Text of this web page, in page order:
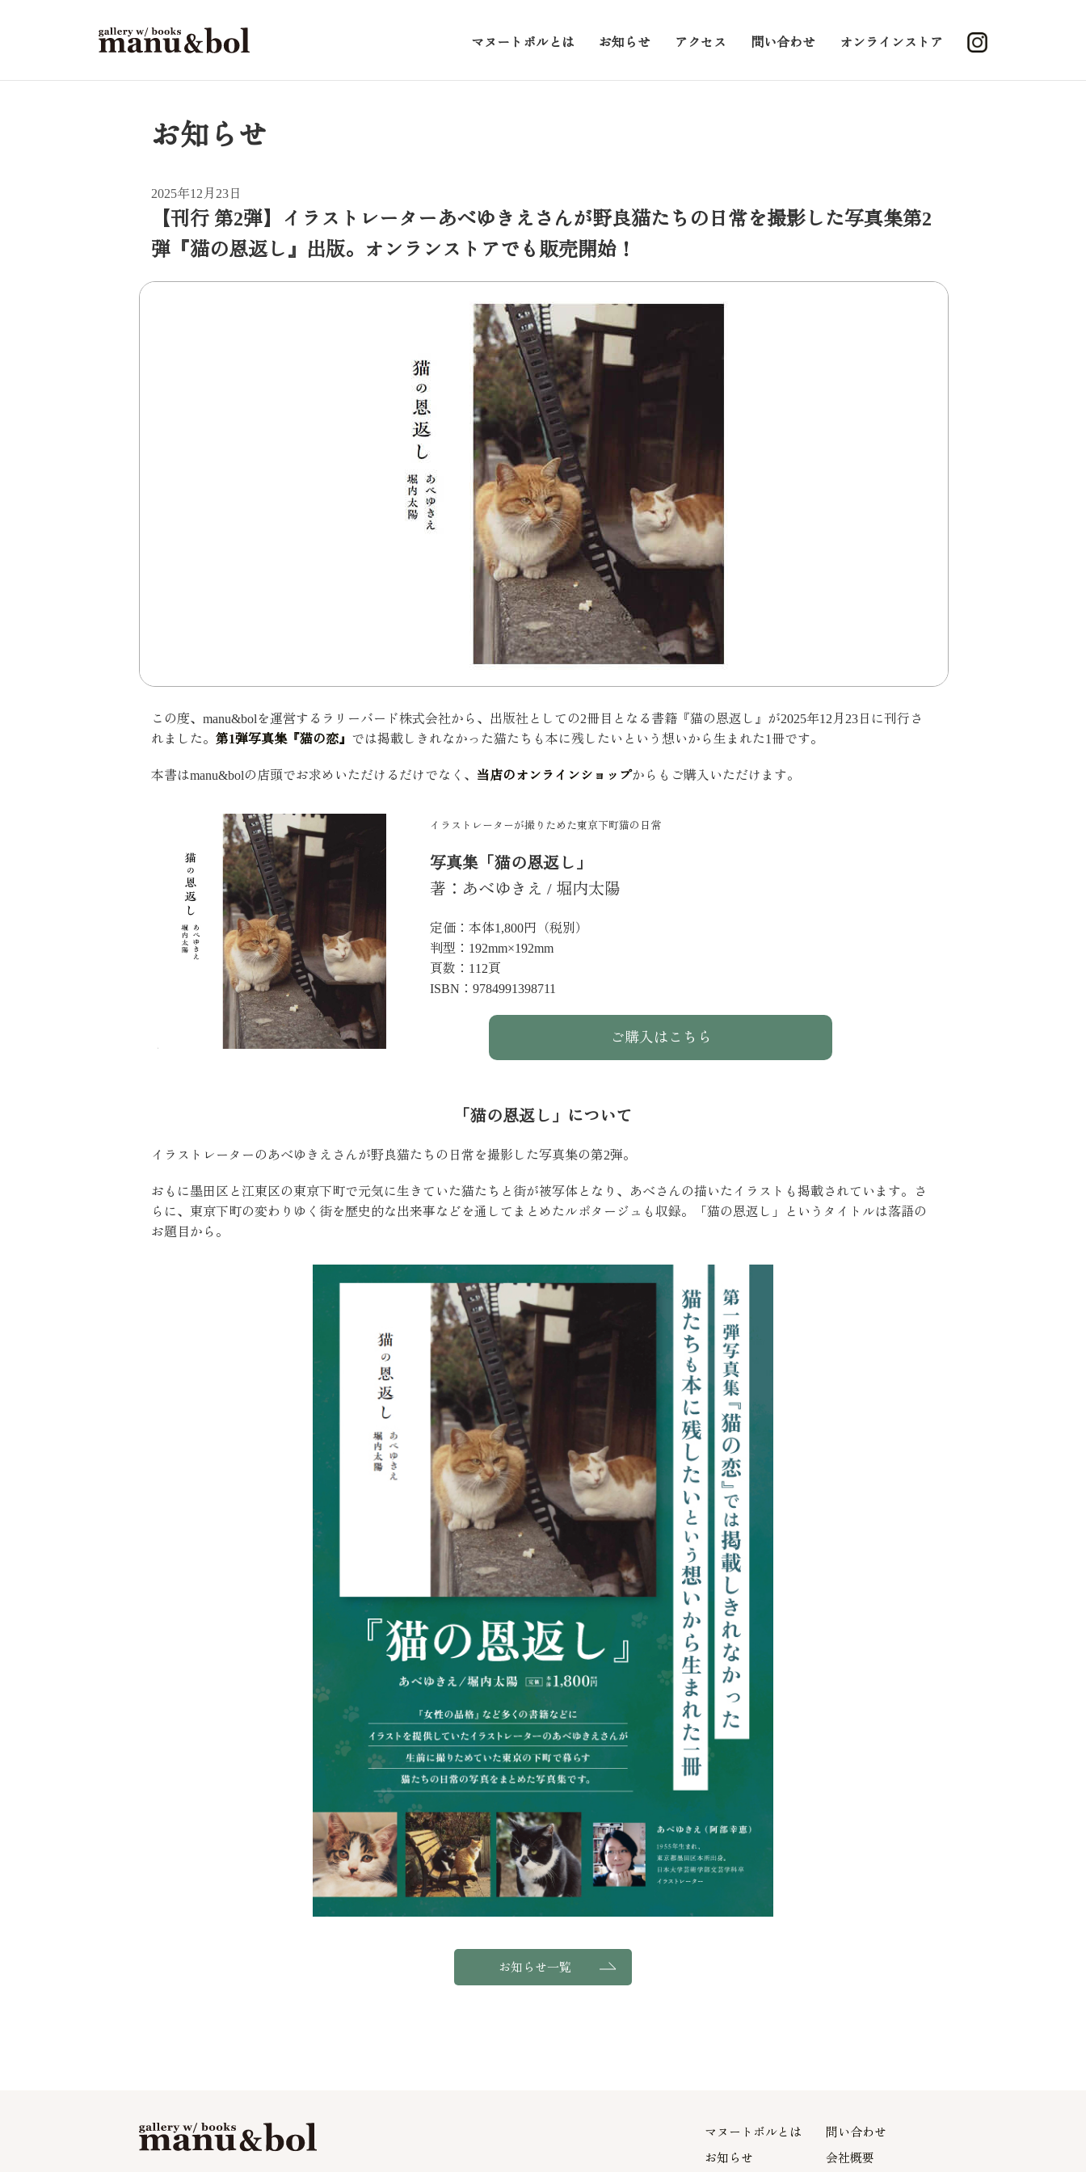
マヌートボルとは お知らせ アクセス 問い合わせ オンラインストア
お知らせ
2025年12月23日
【刊行 第2弾】イラストレーターあべゆきえさんが野良猫たちの日常を撮影した写真集第2
弾『猫の恩返し』出版。オンランストアでも販売開始！
この度、manu&bolを運営するラリーバード株式会社から、出版社としての2冊目となる書籍『猫の恩返し』が2025年12月23日に刊行さ
れました。 第1弾写真集『猫の恋』 では掲載しきれなかった猫たちも本に残したいという想いから生まれた1冊です。
本書はmanu&bolの店頭でお求めいただけるだけでなく、 当店のオンラインショップからもご購入いただけます。
イラストレーターが撮りためた東京下町猫の日常
写真集「猫の恩返し」
著：あべゆきえ / 堀内太陽
定価：本体1,800円（税別）
判型：192mm×192mm
頁数：112頁
ISBN：9784991398711
ご購入はこちら
「猫の恩返し」について
イラストレーターのあべゆきえさんが野良猫たちの日常を撮影した写真集の第2弾。
おもに墨田区と江東区の東京下町で元気に生きていた猫たちと街が被写体となり、あべさんの描いたイラストも掲載されています。さ
らに、東京下町の変わりゆく街を歴史的な出来事などを通してまとめたルポタージュも収録。「猫の恩返し」というタイトルは落語の
お題目から。
お知らせ一覧
マヌートボルとは
お知らせ
問い合わせ
会社概要